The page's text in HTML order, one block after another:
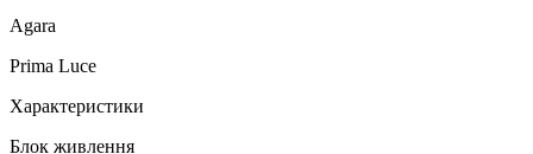
Agara
Prima Luce
Характеристики
Блок живлення